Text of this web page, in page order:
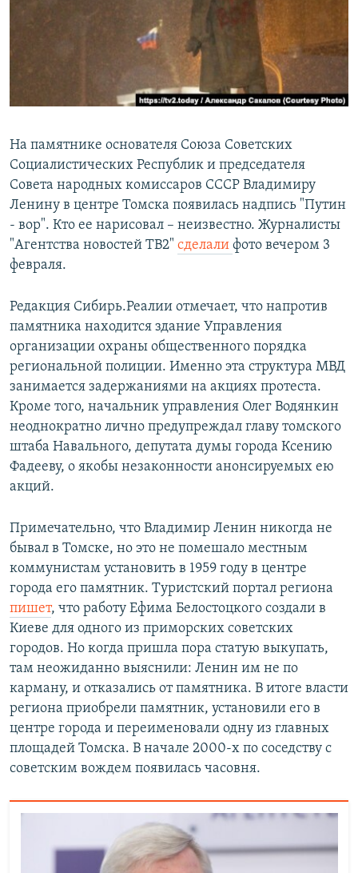
РАСПИСАНИЕ ВЕЩАНИЯ
ПОДПИШИТЕСЬ НА РАССЫЛКУ
Все сайты РСЕ/РС
На памятнике основателя Союза Советских
Социалистических Республик и председателя
Совета народных комиссаров СССР Владимиру
Ленину в центре Томска появилась надпись "Путин
- вор". Кто ее нарисовал – неизвестно. Журналисты
"Агентства новостей ТВ2" сделали фото вечером 3
февраля.
Редакция Сибирь.Реалии отмечает, что напротив
памятника находится здание Управления
организации охраны общественного порядка
региональной полиции. Именно эта структура МВД
занимается задержаниями на акциях протеста.
Кроме того, начальник управления Олег Водянкин
неоднократно лично предупреждал главу томского
штаба Навального, депутата думы города Ксению
Фадееву, о якобы незаконности анонсируемых ею
акций.
Примечательно, что Владимир Ленин никогда не
бывал в Томске, но это не помешало местным
коммунистам установить в 1959 году в центре
города его памятник. Туристский портал региона
пишет, что работу Ефима Белостоцкого создали в
Киеве для одного из приморских советских
городов. Но когда пришла пора статую выкупать,
там неожиданно выяснили: Ленин им не по
карману, и отказались от памятника. В итоге власти
региона приобрели памятник, установили его в
центре города и переименовали одну из главных
площадей Томска. В начале 2000-х по соседству с
советским вождем появилась часовня.